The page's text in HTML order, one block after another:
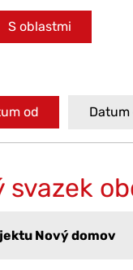
S oblastmi
od Datum
svazek
Nový domov